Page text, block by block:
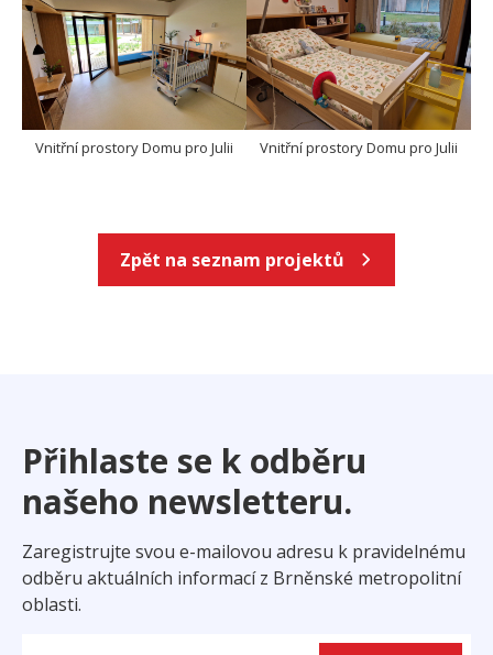
Vnitřní prostory Domu pro Julii Vnitřní prostory Domu pro Julii
Zpět na seznam projektů
Přihlaste se k odběru
našeho newsletteru.
Zaregistrujte svou e-mailovou adresu k pravidelnému
odběru aktuálních informací z Brněnské metropolitní
oblasti.